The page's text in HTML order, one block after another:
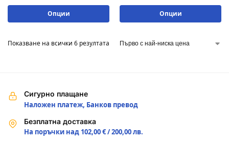
Опции Опции
Показване на всички 6 резултата
Сигурно плащане
Наложен платеж, Банков превод
Безплатна доставка
На поръчки над 102,00 € / 200,00 лв.